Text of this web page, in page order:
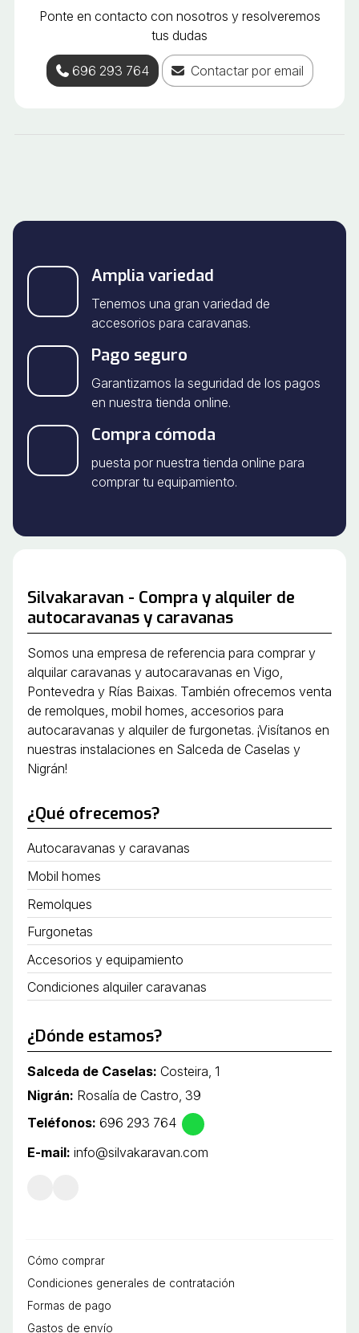
Ponte en contacto con nosotros y resolveremos
tus dudas
696 293 764 Contactar por email
Amplia variedad
Tenemos una gran variedad de
accesorios para caravanas.
Pago seguro
Garantizamos la seguridad de los pagos
en nuestra tienda online.
Compra cómoda
puesta por nuestra tienda online para
comprar tu equipamiento.
Silvakaravan - Compra y alquiler de
autocaravanas y caravanas
Somos una empresa de referencia para comprar y
alquilar caravanas y autocaravanas en Vigo,
Pontevedra y Rías Baixas. También ofrecemos venta
de remolques, mobil homes, accesorios para
autocaravanas y alquiler de furgonetas. ¡Visítanos en
nuestras instalaciones en Salceda de Caselas y
Nigrán!
¿Qué ofrecemos?
Autocaravanas y caravanas
Mobil homes
Remolques
Furgonetas
Accesorios y equipamiento
Condiciones alquiler caravanas
¿Dónde estamos?
Salceda de Caselas: Costeira, 1
Nigrán: Rosalía de Castro, 39
Teléfonos: 696 293 764
E-mail: info@silvakaravan.com
Cómo comprar
Condiciones generales de contratación
Formas de pago
Gastos de envío